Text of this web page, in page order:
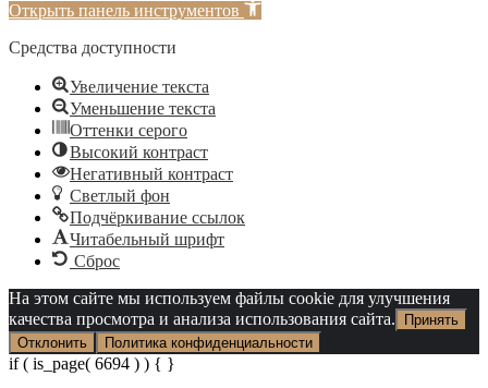
Открыть панель инструментов
Средства доступности
Увеличение текста
Уменьшение текста
Оттенки серого
Высокий контраст
Негативный контраст
Светлый фон
Подчёркивание ссылок
Читабельный шрифт
Сброс
На этом сайте мы используем файлы cookie для улучшения
качества просмотра и анализа использования сайта.
Принять
Отклонить
Политика конфиденциальности
if ( is_page( 6694 ) ) { }